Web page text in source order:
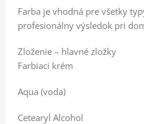
Farba je vhodná pre všetky
profesionálny výsledok pri
Zloženie – hlavné zložky
Farbiaci krém
Aqua (voda)
Cetearyl Alcohol